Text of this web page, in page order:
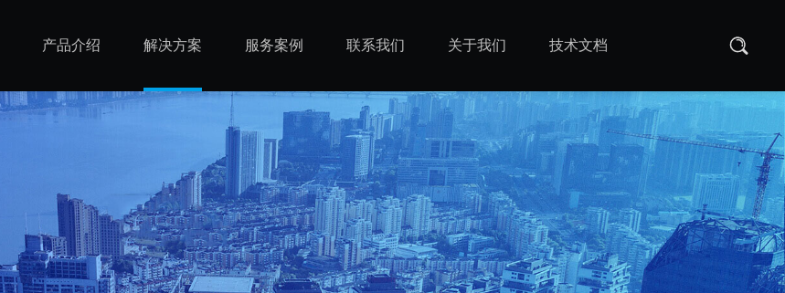
产品介绍 解决方案 服务案例 联系我们 关于我们 技术文档